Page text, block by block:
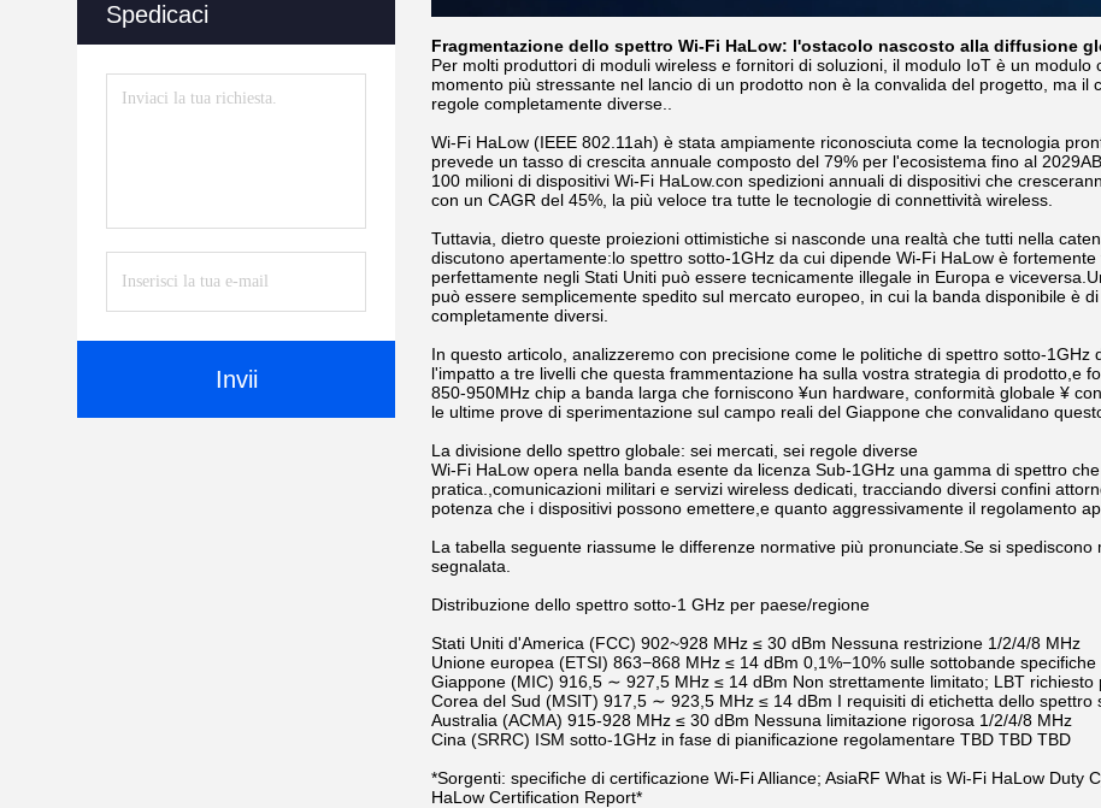
Spedicaci
Invii
Fragmentazione dello spettro Wi-Fi HaLow: l'ostacolo nascosto alla diffusione
Per molti produttori di moduli wireless e fornitori di soluzioni, il modulo IoT è un
momento più stressante nel lancio di un prodotto non è la convalida del progetto, ma
regole completamente diverse..
Wi-Fi HaLow (IEEE 802.11ah) è stata ampiamente riconosciuta come la tecnologia
prevede un tasso di crescita annuale composto del 79% per l'ecosistema fino al
100 milioni di dispositivi Wi-Fi HaLow.con spedizioni annuali di dispositivi che
con un CAGR del 45%, la più veloce tra tutte le tecnologie di connettività wireless.
Tuttavia, dietro queste proiezioni ottimistiche si nasconde una realtà che tutti nella
discutono apertamente:lo spettro sotto-1GHz da cui dipende Wi-Fi HaLow è
perfettamente negli Stati Uniti può essere tecnicamente illegale in Europa e
può essere semplicemente spedito sul mercato europeo, in cui la banda disponibile è
completamente diversi.
In questo articolo, analizzeremo con precisione come le politiche di spettro sotto-
l'impatto a tre livelli che questa frammentazione ha sulla vostra strategia di prodotto,e
850-950MHz chip a banda larga che forniscono ¥un hardware, conformità globale ¥
le ultime prove di sperimentazione sul campo reali del Giappone che convalidano
La divisione dello spettro globale: sei mercati, sei regole diverse
Wi-Fi HaLow opera nella banda esente da licenza Sub-1GHz una gamma di spettro
pratica.,comunicazioni militari e servizi wireless dedicati, tracciando diversi confini
potenza che i dispositivi possono emettere,e quanto aggressivamente il regolamento
La tabella seguente riassume le differenze normative più pronunciate.Se si
segnalata.
Distribuzione dello spettro sotto-1 GHz per paese/regione
Stati Uniti d'America (FCC) 902~928 MHz ≤ 30 dBm Nessuna restrizione 1/2/4/8 MHz
Unione europea (ETSI) 863−868 MHz ≤ 14 dBm 0,1%−10% sulle sottobande
Giappone (MIC) 916,5 ∼ 927,5 MHz ≤ 14 dBm Non strettamente limitato; LBT
Corea del Sud (MSIT) 917,5 ∼ 923,5 MHz ≤ 14 dBm I requisiti di etichetta dello spettro
Australia (ACMA) 915-928 MHz ≤ 30 dBm Nessuna limitazione rigorosa 1/2/4/8 MHz
Cina (SRRC) ISM sotto-1GHz in fase di pianificazione regolamentare TBD TBD TBD
*Sorgenti: specifiche di certificazione Wi-Fi Alliance; AsiaRF What is Wi-Fi HaLow Duty
HaLow Certification Report*